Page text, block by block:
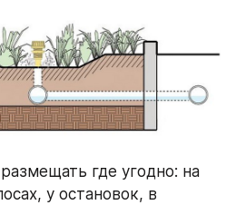
где угодно: на
у остановок, в